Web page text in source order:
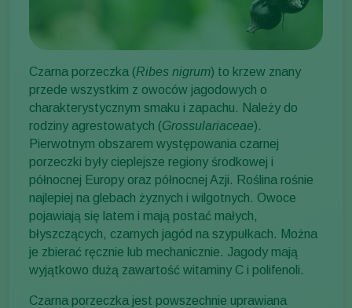
Czarna porzeczka (Ribes nigrum) to krzew znany
przede wszystkim z owoców jagodowych o
charakterystycznym smaku i zapachu. Należy do
rodziny agrestowatych (Grossulariaceae).
Pierwotnym obszarem występowania czarnej
porzeczki były cieplejsze regiony środkowej i
północnej Europy oraz północnej Azji. Roślina rośnie
najlepiej na glebach żyznych i wilgotnych. Owoce
pojawiają się latem i mają postać małych,
błyszczących, czarnych jagód na szypułkach. Można
je zbierać ręcznie lub mechanicznie. Jagody mają
wyjątkowo dużą zawartość witaminy C i polifenoli.
Czarna porzeczka jest powszechnie uprawiana